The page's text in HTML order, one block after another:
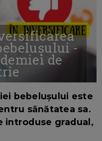
-
de
bebelușului este
sănătatea sa.
introduse gradual,